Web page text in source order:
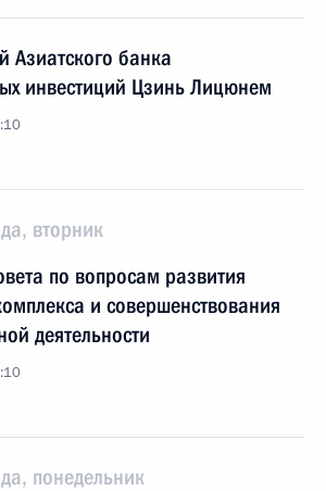
Азиатского банка
инвестиций Цзинь Лицюнем
вторник
по вопросам развития
и совершенствования
деятельности
понедельник